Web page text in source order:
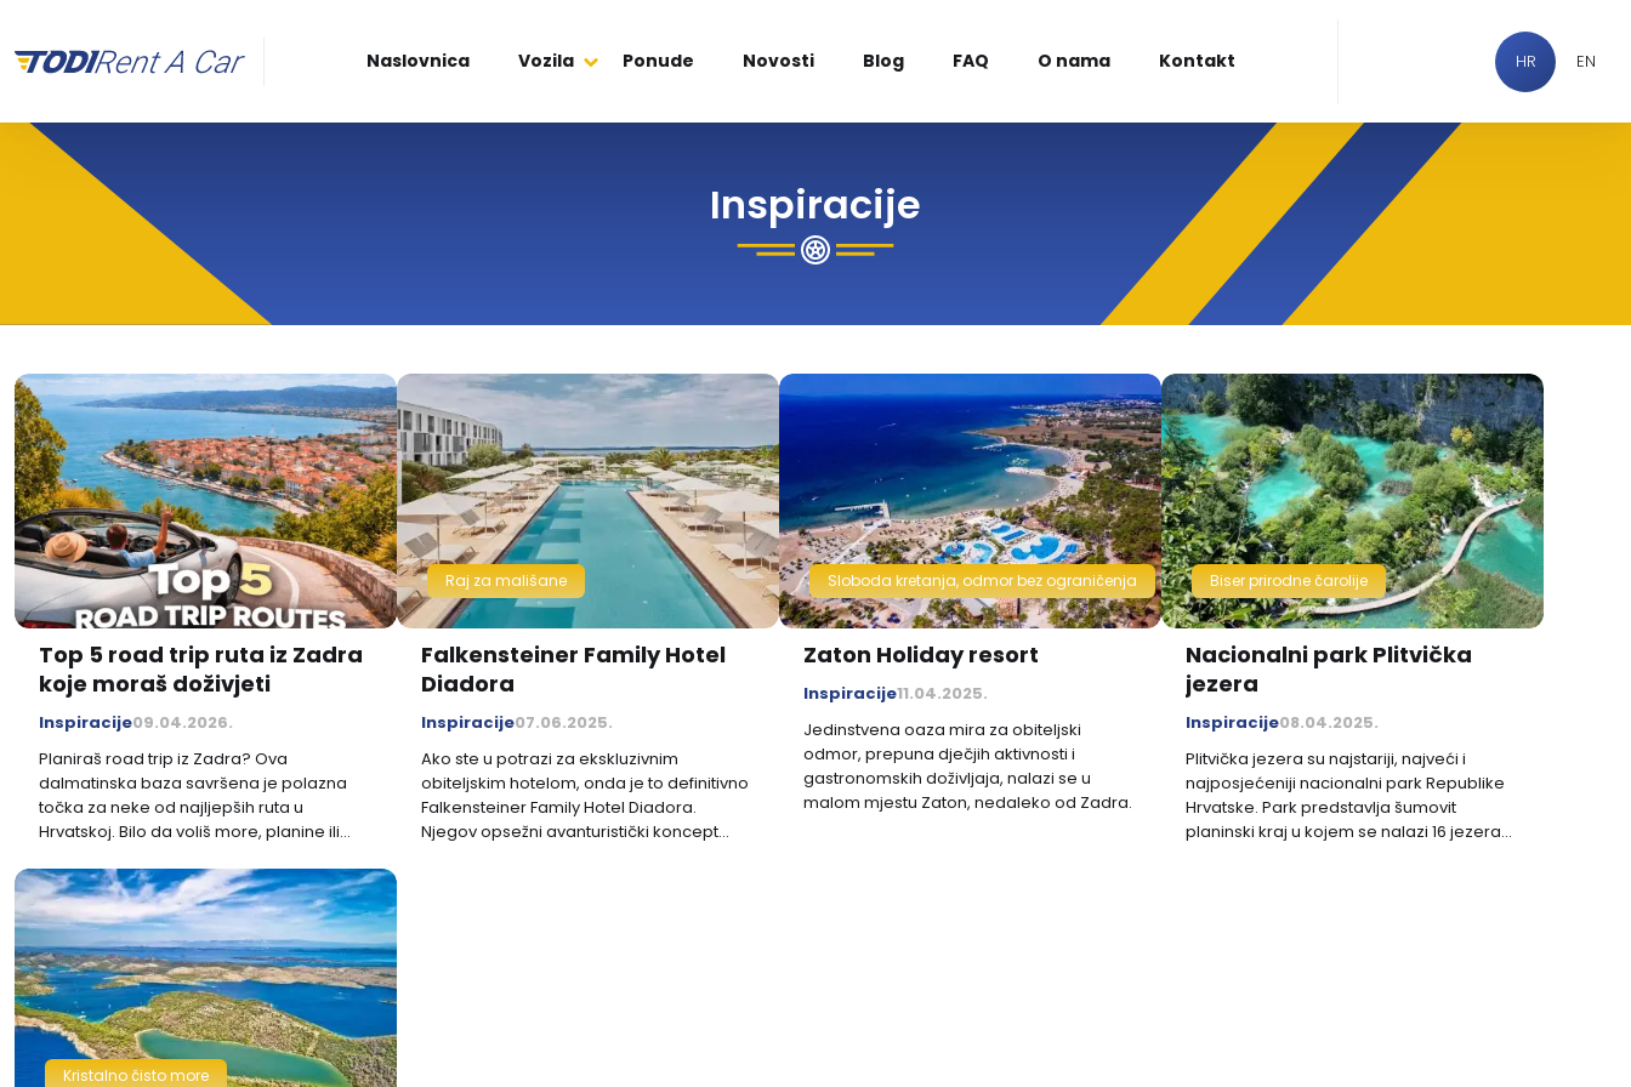
Naslovnica Vozila Ponude Novosti Blog FAQ O nama Kontakt HR EN
Inspiracije
Top 5 road trip ruta iz Zadra
koje moraš doživjeti
Inspiracije09.04.2026.
Planiraš road trip iz Zadra? Ova
dalmatinska baza savršena je polazna
točka za neke od najljepših ruta u
Hrvatskoj. Bilo da voliš more, planine ili
nude savršen spoj prirode, avanture i
opuštanja. U nastavku donosimo top 5
road trip ruta iz Zadra koje su idealne za
vikend ili duže putovanje.
Raj za mališane
Falkensteiner Family Hotel
Diadora
Inspiracije07.06.2025.
Ako ste u potrazi za ekskluzivnim
obiteljskim hotelom, onda je to definitivno
Falkensteiner Family Hotel Diadora.
Njegov opsežni avanturistički koncept
Sloboda kretanja, odmor bez ograničenja
Zaton Holiday resort
Inspiracije11.04.2025.
Jedinstvena oaza mira za obiteljski
odmor, prepuna dječjih aktivnosti i
gastronomskih doživljaja, nalazi se u
malom mjestu Zaton, nedaleko od Zadra.
Biser prirodne čarolije
Nacionalni park Plitvička
jezera
Inspiracije08.04.2025.
Plitvička jezera su najstariji, najveći i
najposjećeniji nacionalni park Republike
Hrvatske. Park predstavlja šumovit
planinski kraj u kojem se nalazi 16 jezera
Kristalno čisto more